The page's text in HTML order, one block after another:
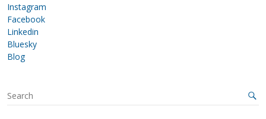
Instagram
Facebook
Linkedin
Bluesky
Blog
S
e